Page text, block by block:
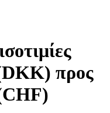
προς